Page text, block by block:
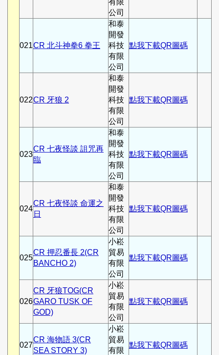
公司
021CR 北斗神拳6 拳王
和泰
開發
科技
有限
公司
點我下載QR圖碼
022CR 牙狼 2
和泰
開發
科技
有限
公司
點我下載QR圖碼
023
CR 七夜怪談 詛咒再
臨
和泰
開發
科技
有限
公司
點我下載QR圖碼
024
CR 七夜怪談 命運之
日
和泰
開發
科技
有限
公司
點我下載QR圖碼
025
CR 押忍番長 2(CR
BANCHO 2)
小崧
貿易
有限
公司
點我下載QR圖碼
026
CR 牙狼TOG(CR
GARO TUSK OF
GOD)
小崧
貿易
有限
公司
點我下載QR圖碼
027
CR 海物語 3(CR
SEA STORY 3)
小崧
貿易
有限
點我下載QR圖碼